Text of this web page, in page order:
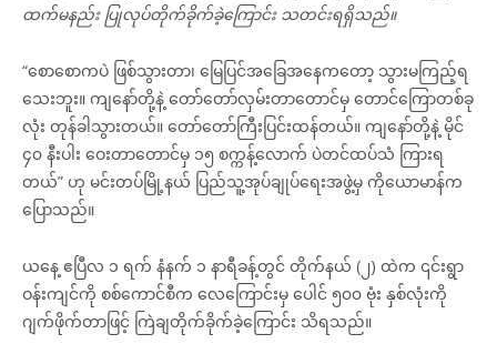
ထက်မနည်း ပြုလုပ်တိုက်ခိုက်ခဲ့ကြောင်း သတင်းရရှိသည်။
“စောစောကပဲ ဖြစ်သွားတာ၊ မြေပြင်အခြေအနေကတော့ သွားမကြည့်ရ
သေးဘူး။ ကျနော်တို့နဲ့ တော်တော်လှမ်းတာတောင်မှ တောင်ကြောတစ်ခု
လုံး တုန်ခါသွားတယ်။ တော်တော်ကြီးပြင်းထန်တယ်။ ကျနော်တို့နဲ့ မိုင်
၄၀ နီးပါး ဝေးတာတောင်မှ ၁၅ စက္ကန့်လောက် ပဲတင်ထပ်သံ ကြားရ
တယ်” ဟု မင်းတပ်မြို့နယ် ပြည်သူ့အုပ်ချုပ်ရေးအဖွဲ့မှ ကိုယောမာန်က
ပြောသည်။
ယနေ့ ဧပြီလ ၁ ရက် နံနက် ၁ နာရီခန့်တွင် တိုက်နယ် (၂) ထဲက ၎င်းရွာ
ဝန်းကျင်ကို စစ်ကောင်စီက လေကြောင်းမှ ပေါင် ၅၀၀ ဗုံး နှစ်လုံးကို
ဂျက်ဖိုက်တာဖြင့် ကြဲချတိုက်ခိုက်ခဲ့ကြောင်း သိရသည်။